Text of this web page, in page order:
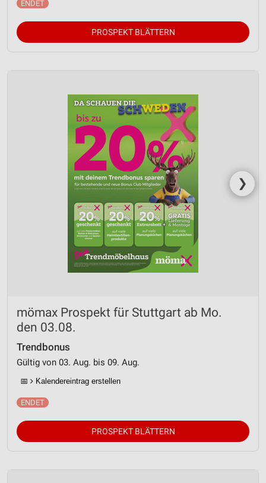
PROSPEKT BLÄTTERN
❯
mömax Prospekt für Stuttgart ab Mo.
den 03.08.
Trendbonus
Gültig von 03. Aug. bis 09. Aug.
📅 Kalendereintrag erstellen
PROSPEKT BLÄTTERN